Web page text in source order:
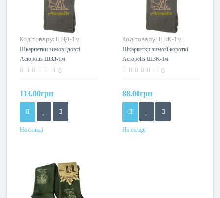
Код товару: ШЗД-1м
Шкарпетки зимові довгі
Acropolis ШЗД-1м
0
113.00грн
На складі
Код товару: ШЗК-1м
Шкарпетки зимові короткі
Acropolis ШЗК-1м
0
88.00грн
На складі